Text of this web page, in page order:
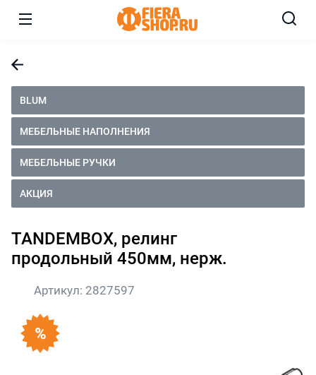
BLUM
МЕБЕЛЬНЫЕ НАПОЛНЕНИЯ
МЕБЕЛЬНЫЕ РУЧКИ
АКЦИЯ
TANDEMBOX, релинг
продольный 450мм, нерж.
Артикул: 2827597